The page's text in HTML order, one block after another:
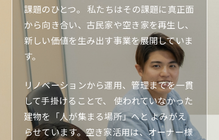
課題のひとつ。
私たちはその課題に真正面
から向き合い、古民家や空き家を再生し、
新しい価値を生み出す事業を展開していま
す。
リノベーションから運用、管理までを一貫
して手掛けることで、
使われていなかった
建物を「人が集まる場所」へとよみがえ
らせています。空き家活用は、オーナー様